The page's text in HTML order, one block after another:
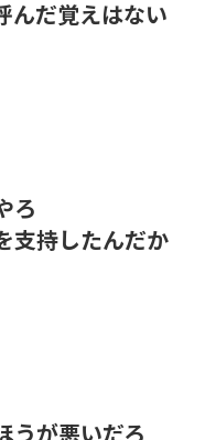
んだ覚えはない
ろ
支持したんだか
うが悪いだろ